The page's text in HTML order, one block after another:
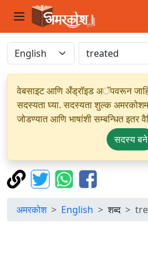
वेबसाइट आणि अँड्रॉइड अॅपवरून
सदस्यता घ्या. सदस्यता शुल्क
जोडण्यात आणि भाषांशी सम्बन्धित इतर
सदस्य बने
अमरकोश English शब्द